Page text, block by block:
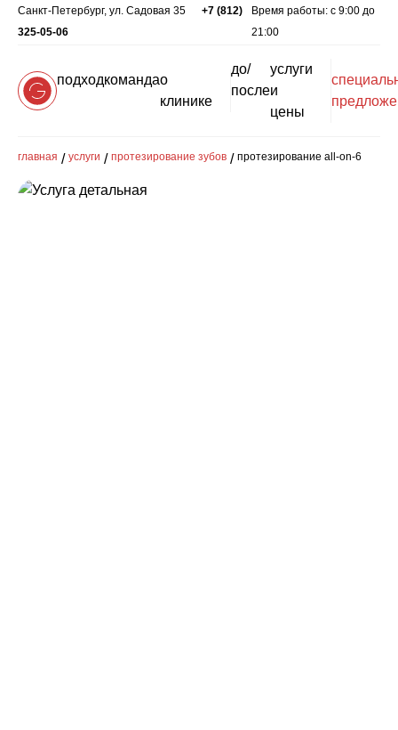
Санкт-Петербург, ул. Садовая 35
+7 (812)
325-05-06
Время работы: c 9:00 до
21:00
подходкомандао
клинике
до/
после
услуги
и
цены
главная услуги протезирование зубов протезирование all-on-6